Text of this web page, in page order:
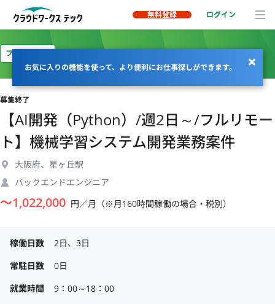
無料登録 ログイン
お気に入りの機能を使って、より便利にお仕事探しができます。
フルリモート
募集終了
【AI開発（Python）/週2日～/フルリモー
ト】機械学習システム開発業務案件
大阪府、星ヶ丘駅
バックエンドエンジニア
〜1,022,000 円／月（※月160時間稼働の場合・税別）
稼働日数
2日、3日
常駐日数
0日
就業時間
9：00～18：00